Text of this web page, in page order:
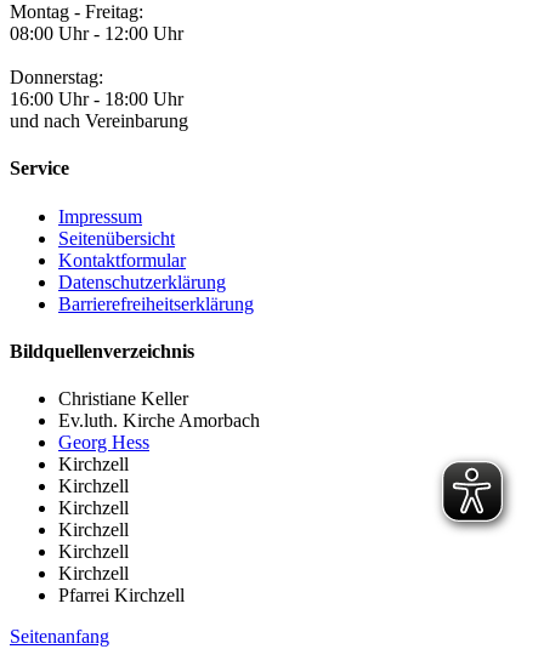
Montag - Freitag:
08:00 Uhr - 12:00 Uhr
Donnerstag:
16:00 Uhr - 18:00 Uhr
und nach Vereinbarung
Service
Impressum
Seitenübersicht
Kontaktformular
Datenschutzerklärung
Barrierefreiheitserklärung
Bildquellenverzeichnis
Christiane Keller
Ev.luth. Kirche Amorbach
Georg Hess
Kirchzell
Kirchzell
Kirchzell
Kirchzell
Kirchzell
Kirchzell
Pfarrei Kirchzell
Seitenanfang